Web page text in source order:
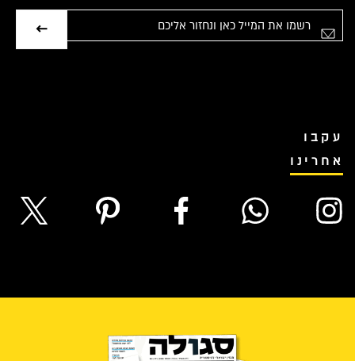
אימייל
עקבו
אחרינו